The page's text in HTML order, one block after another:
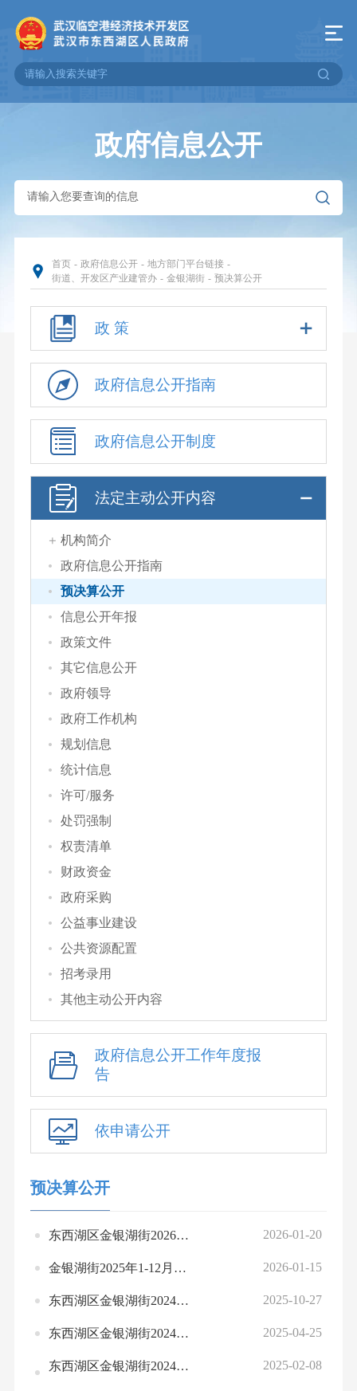
政府信息公开
首页 - 政府信息公开 - 地方部门平台链接 -
街道、开发区产业建管办 - 金银湖街 - 预决算公开
政 策
政府信息公开指南
政府信息公开制度
法定主动公开内容
机构简介
政府信息公开指南
预决算公开
信息公开年报
政策文件
其它信息公开
政府领导
政府工作机构
规划信息
统计信息
许可/服务
处罚强制
权责清单
财政资金
政府采购
公益事业建设
公共资源配置
招考录用
其他主动公开内容
政府信息公开工作年度报
告
依申请公开
预决算公开
东西湖区金银湖街2026年部门预算公开 2026-01-20
金银湖街2025年1-12月份全区绩效运行监控情况统计表 2026-01-15
东西湖区金银湖街2024年度部门决算公开 2025-10-27
东西湖区金银湖街2024年部门整体、项目绩效自评情况表、汇总表 2025-04-25
东西湖区金银湖街2024年度部门预算绩效运行监控情况 2025-02-08